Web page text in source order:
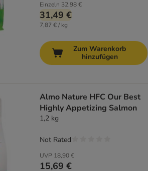
Einzeln 32,98 €
31,49 €
7,87 € / kg
Zum Warenkorb
hinzufügen
Almo Nature HFC Our Best
Highly Appetizing Salmon
1,2 kg
UVP 18,90 €
15,69 €
Not Rated